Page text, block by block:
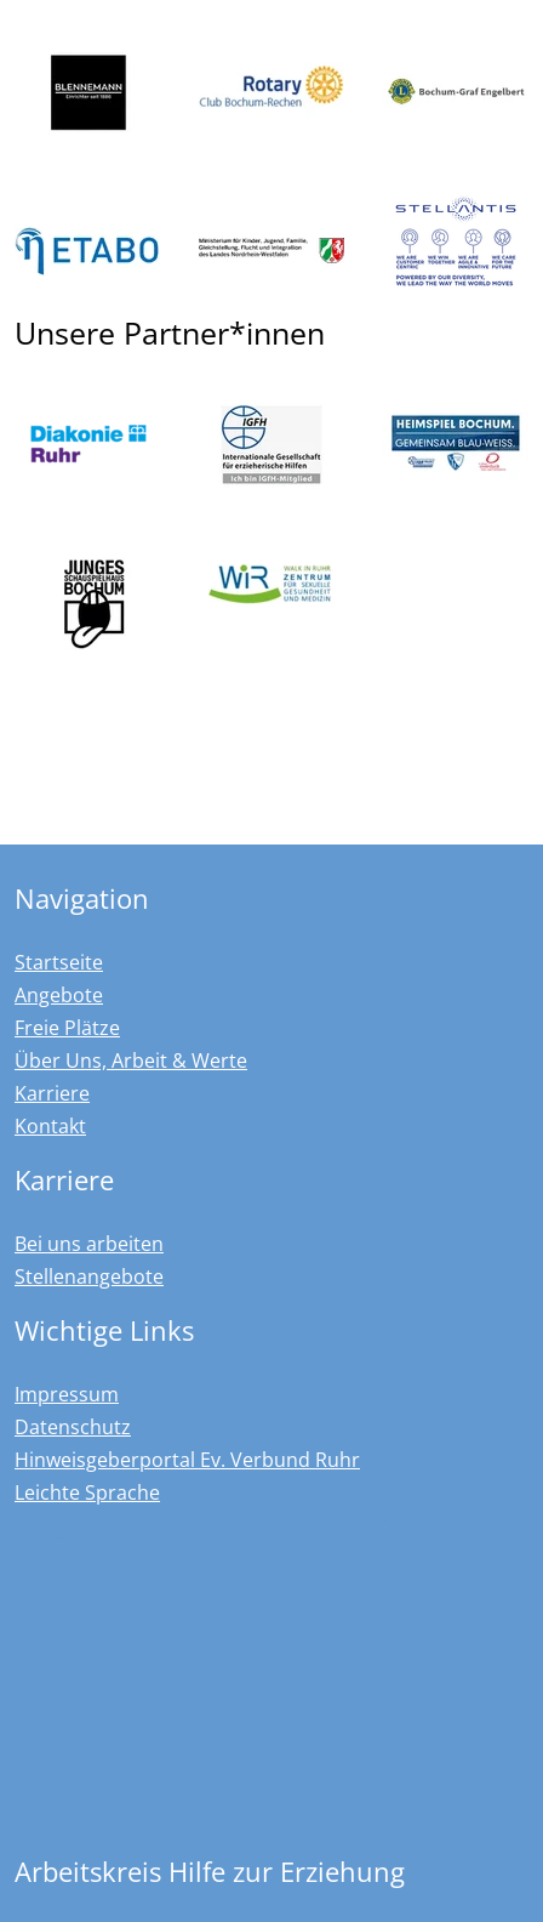
Unsere Partner*innen
Navigation
Startseite
Angebote
Freie Plätze
Über Uns, Arbeit & Werte
Karriere
Kontakt
Karriere
Bei uns arbeiten
Stellenangebote
Wichtige Links
Impressum
Datenschutz
Hinweisgeberportal Ev. Verbund Ruhr
Leichte Sprache
Arbeitskreis Hilfe zur Erziehung